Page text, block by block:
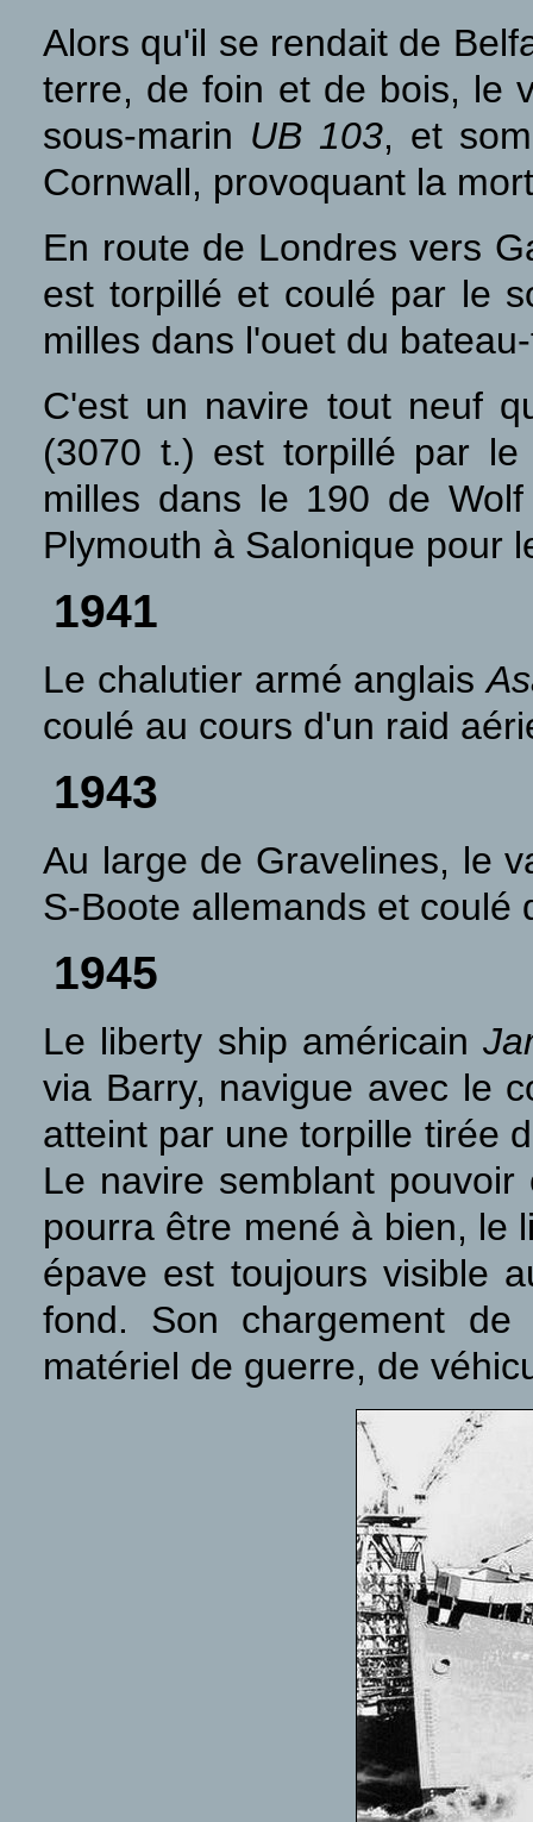
Alors qu'il se rendait de
terre, de foin et de bois, le
sous-marin UB 103, et
Cornwall, provoquant la
En route de Londres vers
est torpillé et coulé par le
milles dans l'ouet du
C'est un navire tout neuf
(3070 t.) est torpillé par
milles dans le 190 de
Plymouth à Salonique pour
1941
Le chalutier armé anglais
coulé au cours d'un raid
1943
Au large de Gravelines, le
S-Boote allemands et coulé
1945
Le liberty ship américain
via Barry, navigue avec le
atteint par une torpille tirée
Le navire semblant
pourra être mené à bien, le
épave est toujours visible
fond. Son chargement de
matériel de guerre, de